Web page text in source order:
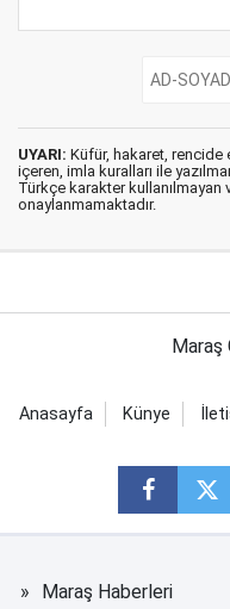
UYARI: Küfür, hakaret, rencide
içeren, imla kuralları ile
Türkçe karakter kullanılmayan
onaylanmamaktadır.
Anasayfa Künye
Maraş Haberleri